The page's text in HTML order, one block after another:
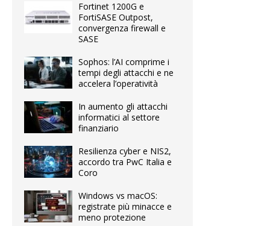
Fortinet 1200G e
FortiSASE Outpost,
convergenza firewall e
SASE
Sophos: l’AI comprime i
tempi degli attacchi e ne
accelera l’operatività
In aumento gli attacchi
informatici al settore
finanziario
Resilienza cyber e NIS2,
accordo tra PwC Italia e
Coro
Windows vs macOS:
registrate più minacce e
meno protezione